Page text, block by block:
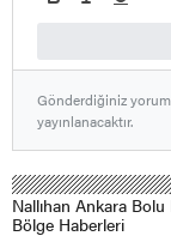
Gönderdiğiniz yorum
yayınlanacaktır.
Nallıhan Ankara
Bölge Haberleri